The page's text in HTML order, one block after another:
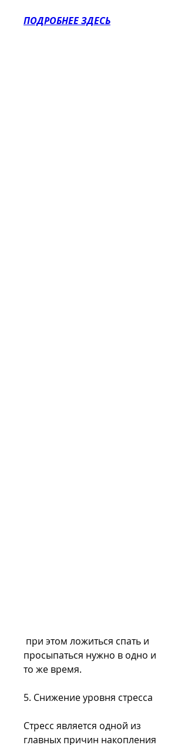
ПОДРОБНЕЕ ЗДЕСЬ
просыпаться нужно в одно и
то же время.
5. Снижение уровня стресса
Стресс является одной из
главных причин накопления